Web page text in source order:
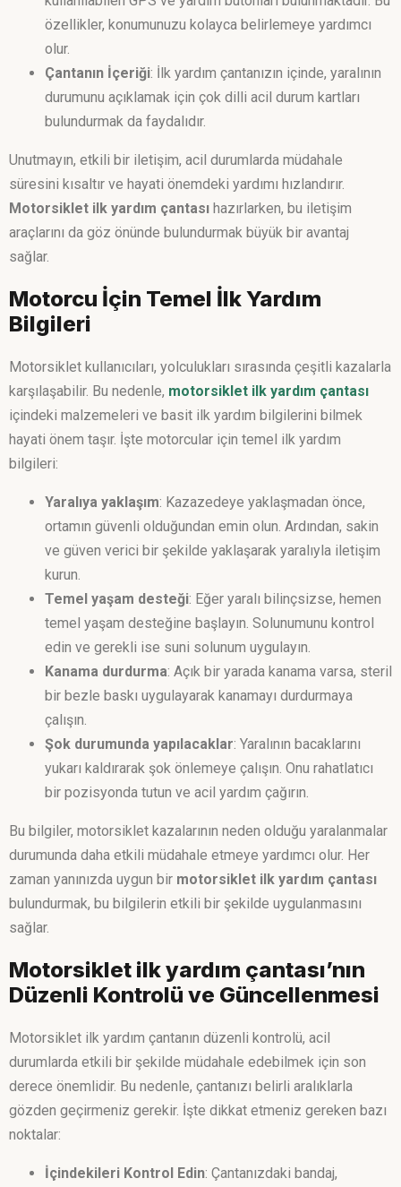
özellikler, konumunuzu kolayca belirlemeye yardımcı
olur.
Çantanın İçeriği: İlk yardım çantanızın içinde, yaralının
durumunu açıklamak için çok dilli acil durum kartları
bulundurmak da faydalıdır.
Unutmayın, etkili bir iletişim, acil durumlarda müdahale
süresini kısaltır ve hayati önemdeki yardımı hızlandırır.
Motorsiklet ilk yardım çantası hazırlarken, bu iletişim
araçlarını da göz önünde bulundurmak büyük bir avantaj
sağlar.
Motorcu İçin Temel İlk Yardım
Bilgileri
Motorsiklet kullanıcıları, yolculukları sırasında çeşitli kazalarla
karşılaşabilir. Bu nedenle, motorsiklet ilk yardım çantası
içindeki malzemeleri ve basit ilk yardım bilgilerini bilmek
hayati önem taşır. İşte motorcular için temel ilk yardım
bilgileri:
Yaralıya yaklaşım: Kazazedeye yaklaşmadan önce,
ortamın güvenli olduğundan emin olun. Ardından, sakin
ve güven verici bir şekilde yaklaşarak yaralıyla iletişim
kurun.
Temel yaşam desteği: Eğer yaralı bilinçsizse, hemen
temel yaşam desteğine başlayın. Solunumunu kontrol
edin ve gerekli ise suni solunum uygulayın.
Kanama durdurma: Açık bir yarada kanama varsa, steril
bir bezle baskı uygulayarak kanamayı durdurmaya
çalışın.
Şok durumunda yapılacaklar: Yaralının bacaklarını
yukarı kaldırarak şok önlemeye çalışın. Onu rahatlatıcı
bir pozisyonda tutun ve acil yardım çağırın.
Bu bilgiler, motorsiklet kazalarının neden olduğu yaralanmalar
durumunda daha etkili müdahale etmeye yardımcı olur. Her
zaman yanınızda uygun bir motorsiklet ilk yardım çantası
bulundurmak, bu bilgilerin etkili bir şekilde uygulanmasını
sağlar.
Motorsiklet ilk yardım çantası’nın
Düzenli Kontrolü ve Güncellenmesi
Motorsiklet ilk yardım çantanın düzenli kontrolü, acil
durumlarda etkili bir şekilde müdahale edebilmek için son
derece önemlidir. Bu nedenle, çantanızı belirli aralıklarla
gözden geçirmeniz gerekir. İşte dikkat etmeniz gereken bazı
noktalar:
İçindekileri Kontrol Edin: Çantanızdaki bandaj,